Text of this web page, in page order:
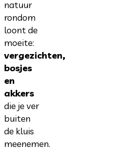
natuur
rondom
loont de
moeite:
vergezichten,
bosjes
en
akkers
die je ver
buiten
de kluis
meenemen.